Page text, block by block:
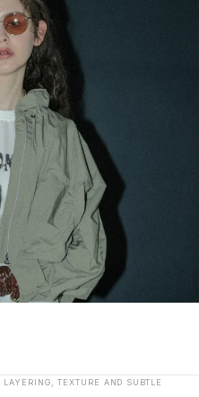
TEXTURE AND SUBTLE